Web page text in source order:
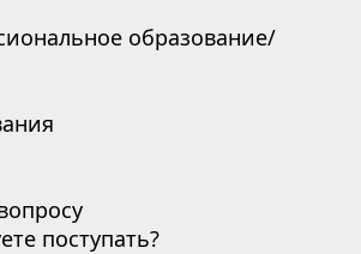
образование/
поступать?